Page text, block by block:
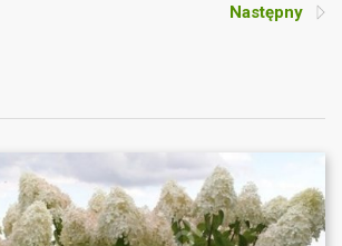
Następny